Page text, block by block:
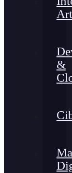
&